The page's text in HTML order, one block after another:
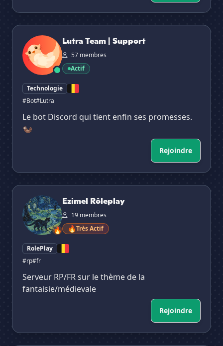
Lutra Team | Support
Lutra Team | Support
57 membres
Actif
Technologie
#Bot#Lutra
Le bot Discord qui tient enfin ses promesses.
🦦
Rejoindre
Ezimel Rôleplay
🔥
Ezimel Rôleplay
19 membres
🔥Très Actif
RolePlay
#rp#fr
Serveur RP/FR sur le thème de la
fantaisie/médievale
Rejoindre